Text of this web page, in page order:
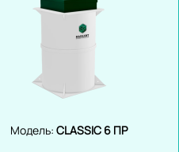
Модель: CLASSIC 6 ПР